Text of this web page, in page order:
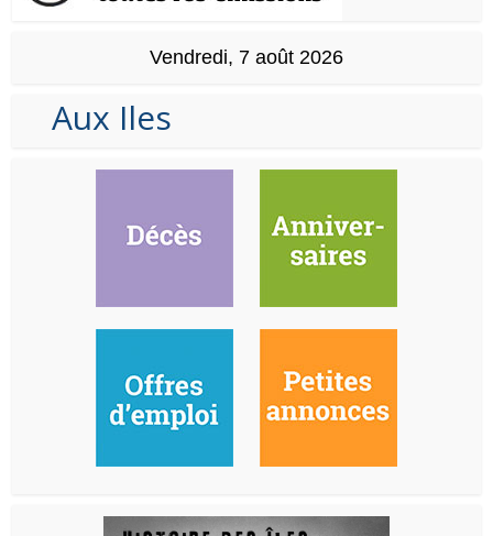
Vendredi, 7 août 2026
Aux Iles